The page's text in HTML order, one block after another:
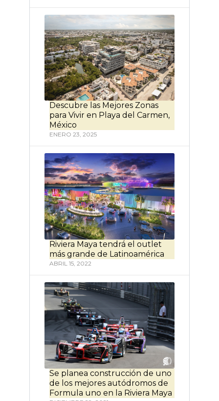
Descubre las Mejores Zonas
para Vivir en Playa del Carmen,
México
ENERO 23, 2025
Riviera Maya tendrá el outlet
más grande de Latinoamérica
ABRIL 15, 2022
Se planea construcción de uno
de los mejores autódromos de
Formula uno en la Riviera Maya